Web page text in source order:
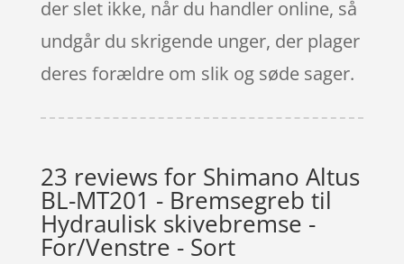
der slet ikke, når du handler online, så
undgår du skrigende unger, der plager
deres forældre om slik og søde sager.
23 reviews for Shimano Altus
BL-MT201 - Bremsegreb til
Hydraulisk skivebremse -
For/Venstre - Sort